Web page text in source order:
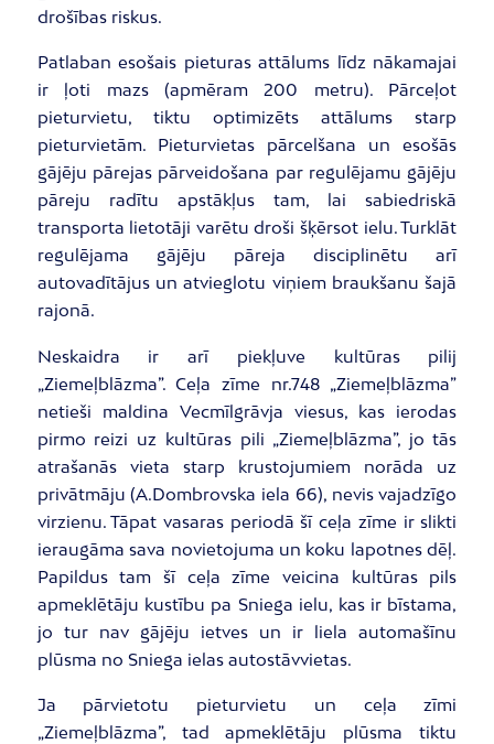
drošības riskus.
Patlaban esošais pieturas attālums līdz nākamajai
ir ļoti mazs (apmēram 200 metru). Pārceļot
pieturvietu, tiktu optimizēts attālums starp
pieturvietām. Pieturvietas pārcelšana un esošās
gājēju pārejas pārveidošana par regulējamu gājēju
pāreju radītu apstākļus tam, lai sabiedriskā
transporta lietotāji varētu droši šķērsot ielu. Turklāt
regulējama gājēju pāreja disciplinētu arī
autovadītājus un atvieglotu viņiem braukšanu šajā
rajonā.
Neskaidra ir arī piekļuve kultūras pilij
„Ziemeļblāzma”. Ceļa zīme nr.748 „Ziemeļblāzma”
netieši maldina Vecmīlgrāvja viesus, kas ierodas
pirmo reizi uz kultūras pili „Ziemeļblāzma”, jo tās
atrašanās vieta starp krustojumiem norāda uz
privātmāju (A.Dombrovska iela 66), nevis vajadzīgo
virzienu. Tāpat vasaras periodā šī ceļa zīme ir slikti
ieraugāma sava novietojuma un koku lapotnes dēļ.
Papildus tam šī ceļa zīme veicina kultūras pils
apmeklētāju kustību pa Sniega ielu, kas ir bīstama,
jo tur nav gājēju ietves un ir liela automašīnu
plūsma no Sniega ielas autostāvvietas.
Ja pārvietotu pieturvietu un ceļa zīmi
„Ziemeļblāzma”, tad apmeklētāju plūsma tiktu